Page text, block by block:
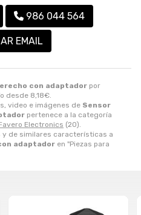
con adaptador por
desde 8,18€.
video e imágenes de Sensor
pertenece a la categoría
Electronics (20).
de similares características a
adaptador en "Piezas para
986 044 564
EMAIL